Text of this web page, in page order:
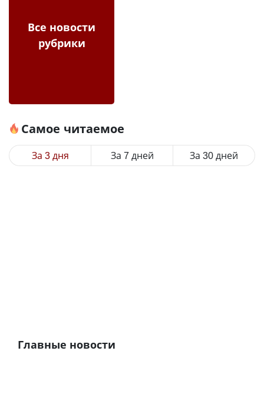
Все новости
рубрики
Самое читаемое
За 3 дня За 7 дней За 30 дней
Главные новости